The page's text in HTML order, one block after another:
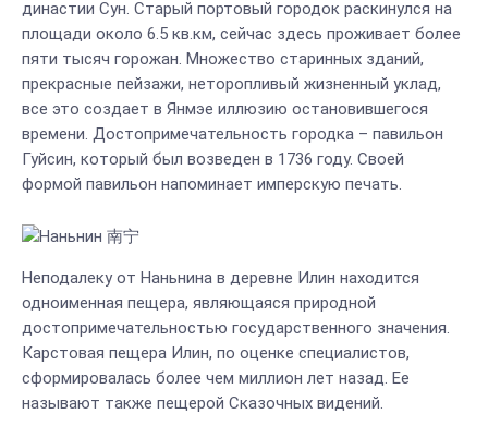
династии Сун. Старый портовый городок раскинулся на
площади около 6.5 кв.км, сейчас здесь проживает более
пяти тысяч горожан. Множество старинных зданий,
прекрасные пейзажи, неторопливый жизненный уклад,
все это создает в Янмэе иллюзию остановившегося
времени. Достопримечательность городка – павильон
Гуйсин, который был возведен в 1736 году. Своей
формой павильон напоминает имперскую печать.
Неподалеку от Наньнина в деревне Илин находится
одноименная пещера, являющаяся природной
достопримечательностью государственного значения.
Карстовая пещера Илин, по оценке специалистов,
сформировалась более чем миллион лет назад. Ее
называют также пещерой Сказочных видений.